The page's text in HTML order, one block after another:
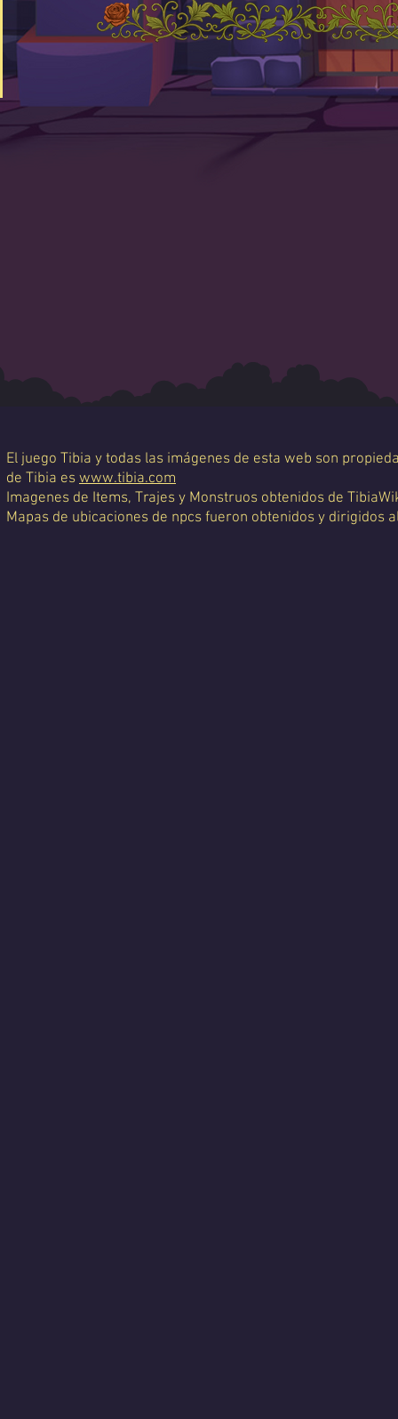
El juego Tibia y todas las imágenes de esta web son
de Tibia es www.tibia.com
Imagenes de Items, Trajes y Monstruos obtenidos de
Mapas de ubicaciones de npcs fueron obtenidos y dirigidos